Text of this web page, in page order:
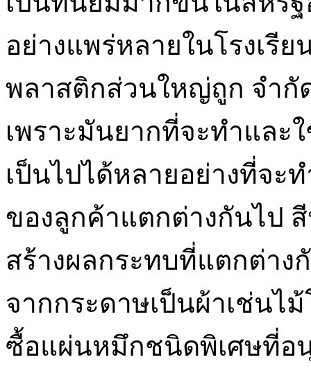
อย่างแพร่หลายในโรงเรี
พลาสติกส่วนใหญ่ถูก จำกั
เพราะมันยากที่จะทำและ
เป็นไปได้หลายอย่างที่จ
ของลูกค้าแตกต่างกันไป
สร้างผลกระทบที่แตกต่าง
จากกระดาษเป็นผ้าเช่นไ
ซื้อแผ่นหมึกชนิดพิเศษที่อ